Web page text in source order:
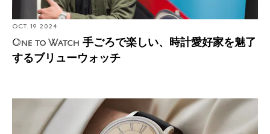
OCT. 19 2024
One to Watch 手ごろで楽しい、時計愛好家を魅了
するブリューウォッチ
中国から世界へ。独立時計師、秦 干のストーリー